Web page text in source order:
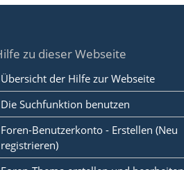
zu dieser Webseite
Übersicht der Hilfe zur Webseite
Die Suchfunktion benutzen
Foren-Benutzerkonto - Erstellen (Neu
registrieren)